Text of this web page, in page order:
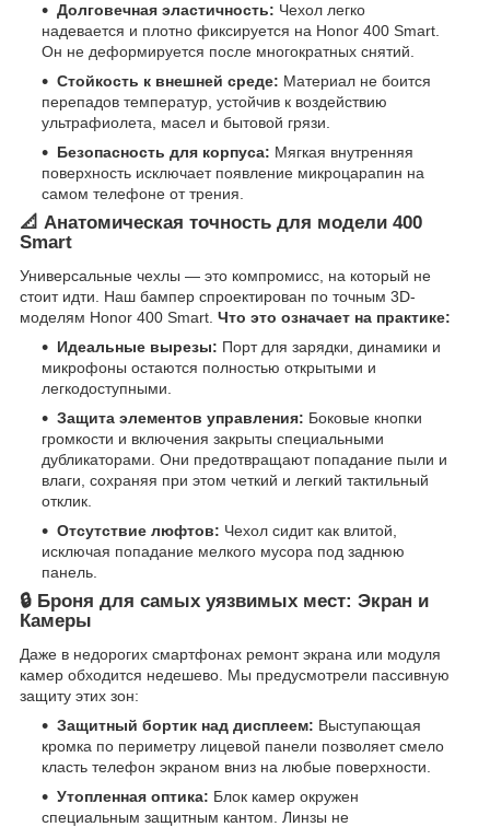
Долговечная эластичность: Чехол легко
надевается и плотно фиксируется на Honor 400 Smart.
Он не деформируется после многократных снятий.
Стойкость к внешней среде: Материал не боится
перепадов температур, устойчив к воздействию
ультрафиолета, масел и бытовой грязи.
Безопасность для корпуса: Мягкая внутренняя
поверхность исключает появление микроцарапин на
самом телефоне от трения.
📐 Анатомическая точность для модели 400
Smart
Универсальные чехлы — это компромисс, на который не
стоит идти. Наш бампер спроектирован по точным 3D-
моделям Honor 400 Smart. Что это означает на практике:
Идеальные вырезы: Порт для зарядки, динамики и
микрофоны остаются полностью открытыми и
легкодоступными.
Защита элементов управления: Боковые кнопки
громкости и включения закрыты специальными
дубликаторами. Они предотвращают попадание пыли и
влаги, сохраняя при этом четкий и легкий тактильный
отклик.
Отсутствие люфтов: Чехол сидит как влитой,
исключая попадание мелкого мусора под заднюю
панель.
🔒 Броня для самых уязвимых мест: Экран и
Камеры
Даже в недорогих смартфонах ремонт экрана или модуля
камер обходится недешево. Мы предусмотрели пассивную
защиту этих зон:
Защитный бортик над дисплеем: Выступающая
кромка по периметру лицевой панели позволяет смело
класть телефон экраном вниз на любые поверхности.
Утопленная оптика: Блок камер окружен
специальным защитным кантом. Линзы не